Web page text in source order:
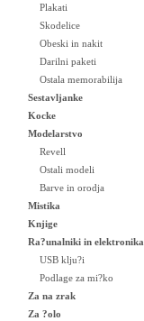
Plakati
Skodelice
Obeski in nakit
Darilni paketi
Ostala memorabilija
Sestavljanke
Kocke
Modelarstvo
Revell
Ostali modeli
Barve in orodja
Mistika
Knjige
Ra?unalniki in elektronika
USB klju?i
Podlage za mi?ko
Za na zrak
Za ?olo